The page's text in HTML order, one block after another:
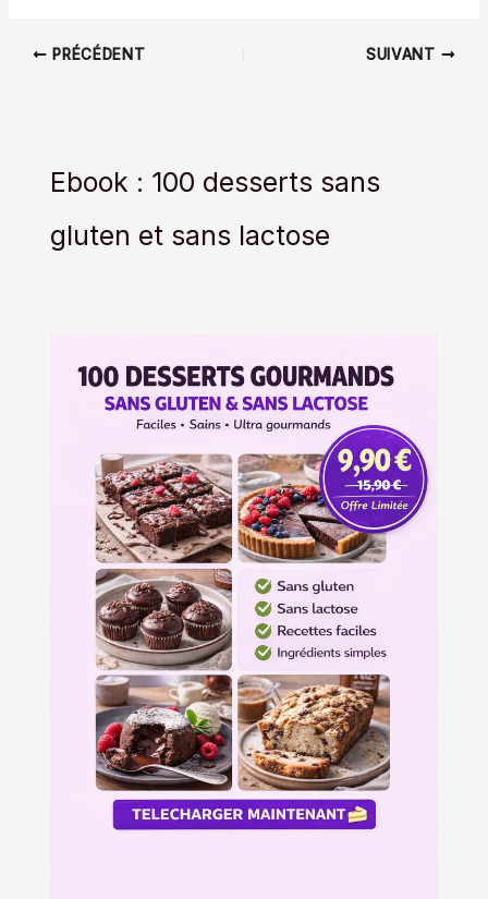
PRÉCÉDENT SUIVANT
Ebook : 100 desserts sans
gluten et sans lactose